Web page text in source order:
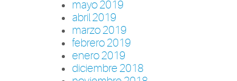
mayo 2019
abril 2019
marzo 2019
febrero 2019
enero 2019
diciembre 2018